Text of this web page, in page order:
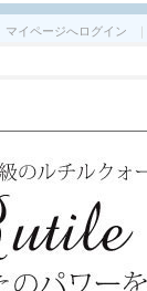
マイページへログイン ｜